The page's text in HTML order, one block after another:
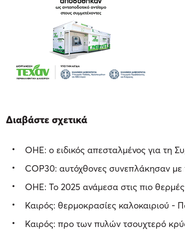
Διαβάστε σχετικά
ΟΗΕ: ο ειδικός απεσταλμένος για τη
COP30: αυτόχθονες συνεπλάκησαν
ΟΗΕ: Το 2025 ανάμεσα στις πιο θερμές
Καιρός: θερμοκρασίες καλοκαιριού -
Καιρός: προ των πυλών τσουχτερό